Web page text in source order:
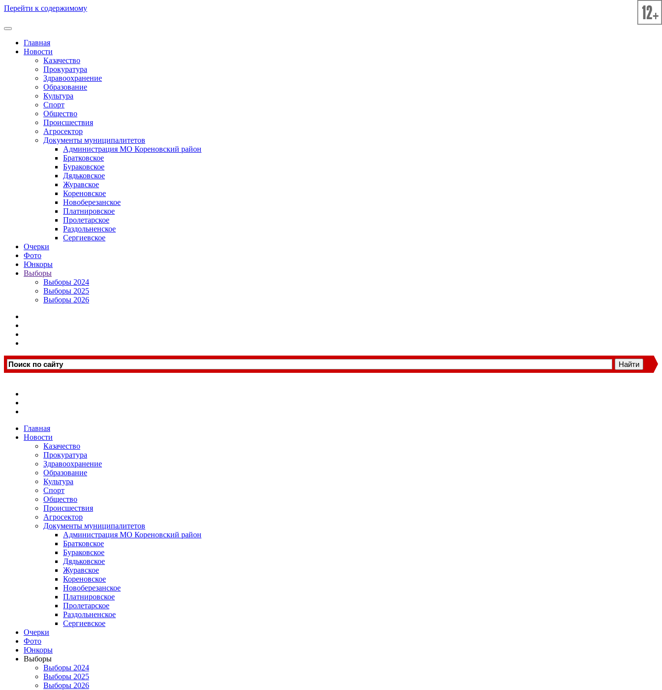
Перейти к содержимому
Главная
Новости
Казачество
Прокуратура
Здравоохранение
Образование
Культура
Спорт
Общество
Происшествия
Агросектор
Документы муниципалитетов
Администрация МО Кореновский район
Братковское
Бураковское
Дядьковское
Журавское
Кореновское
Новоберезанское
Платнировское
Пролетарское
Раздольненское
Сергиевское
Очерки
Фото
Юнкоры
Выборы
Выборы 2024
Выборы 2025
Выборы 2026
Главная
Новости
Казачество
Прокуратура
Здравоохранение
Образование
Культура
Спорт
Общество
Происшествия
Агросектор
Документы муниципалитетов
Администрация МО Кореновский район
Братковское
Бураковское
Дядьковское
Журавское
Кореновское
Новоберезанское
Платнировское
Пролетарское
Раздольненское
Сергиевское
Очерки
Фото
Юнкоры
Выборы
Выборы 2024
Выборы 2025
Выборы 2026